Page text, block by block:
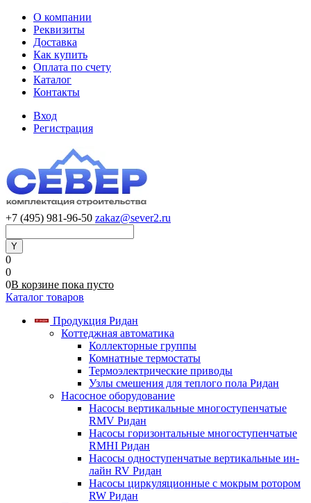
О компании
Реквизиты
Доставка
Как купить
Оплата по счету
Каталог
Контакты
Вход
Регистрация
+7 (495) 981-96-50 zakaz@sever2.ru
0
0
0В корзине пока пусто
Каталог товаров
Продукция Ридан
Коттеджная автоматика
Коллекторные группы
Комнатные термостаты
Термоэлектрические приводы
Узлы смешения для теплого пола Ридан
Насосное оборудование
Насосы вертикальные многоступенчатые
RMV Ридан
Насосы горизонтальные многоступенчатые
RMHI Ридан
Насосы одноступенчатые вертикальные ин-
лайн RV Ридан
Насосы циркуляционные с мокрым ротором
RW Ридан